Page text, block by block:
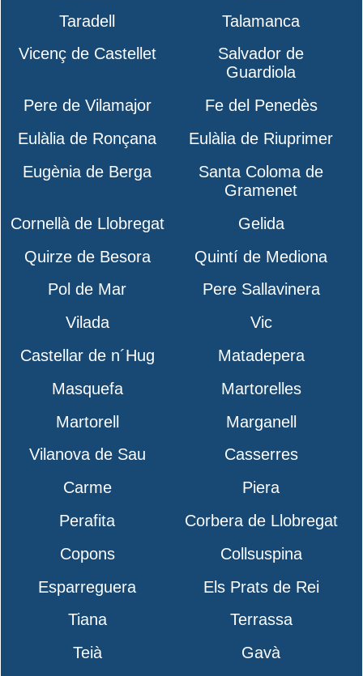
Taradell
Talamanca
Vicenç de Castellet
Salvador de
Guardiola
Pere de Vilamajor
Fe del Penedès
Eulàlia de Ronçana
Eulàlia de Riuprimer
Eugènia de Berga
Santa Coloma de
Gramenet
Cornellà de Llobregat
Gelida
Quirze de Besora
Quintí de Mediona
Pol de Mar
Pere Sallavinera
Vilada
Vic
Castellar de n´Hug
Matadepera
Masquefa
Martorelles
Martorell
Marganell
Vilanova de Sau
Casserres
Carme
Piera
Perafita
Corbera de Llobregat
Copons
Collsuspina
Esparreguera
Els Prats de Rei
Tiana
Terrassa
Teià
Gavà